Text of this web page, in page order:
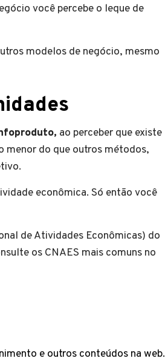
você percebe o leque de
modelos de negócio, mesmo
ao perceber que existe
menor do que outros métodos,
econômica. Só então você
de Atividades Econômicas) do
os CNAES mais comuns no
e outros conteúdos na web.